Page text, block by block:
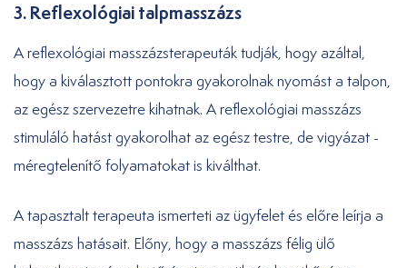
3. Reflexológiai talpmasszázs
A reflexológiai masszázsterapeuták tudják, hogy azáltal,
hogy a kiválasztott pontokra gyakorolnak nyomást a talpon,
az egész szervezetre kihatnak. A reflexológiai masszázs
stimuláló hatást gyakorolhat az egész testre, de vigyázat -
méregtelenítő folyamatokat is kiválthat.
A tapasztalt terapeuta ismerteti az ügyfelet és előre leírja a
masszázs hatásait. Előny, hogy a masszázs félig ülő